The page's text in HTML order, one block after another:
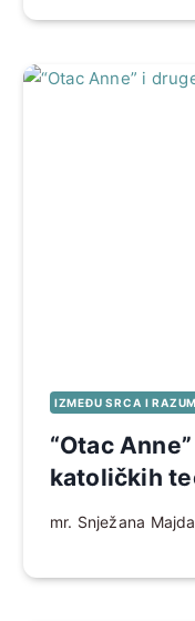
IZMEĐU SRCA I
“Otac
katoličkih
mr. Snježana